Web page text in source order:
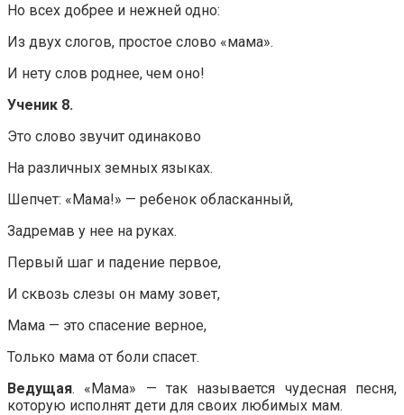
Но всех добрее и нежней одно:
Из двух слогов, простое слово «мама».
И нету слов роднее, чем оно!
Ученик 8.
Это слово звучит одинаково
На различных земных языках.
Шепчет: «Мама!» — ребенок обласканный,
Задремав у нее на руках.
Первый шаг и падение первое,
И сквозь слезы он маму зовет,
Мама — это спасение верное,
Только мама от боли спасет.
Ведущая. «Мама» — так называется чудесная песня,
которую исполнят дети для своих любимых мам.